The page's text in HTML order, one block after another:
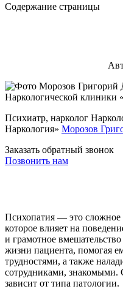
Содержание страницы
Психиатр, нарколог
Наркология» Морозов
Заказать обратный звонок
Позвонить нам
Психопатия — это сложное
которое влияет на
и грамотное
жизни пациента, помогая
трудностями, а также
сотрудниками, знакомыми.
зависит от типа патологии.